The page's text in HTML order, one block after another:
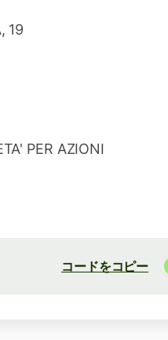
19
PER AZIONI
コードをコピー